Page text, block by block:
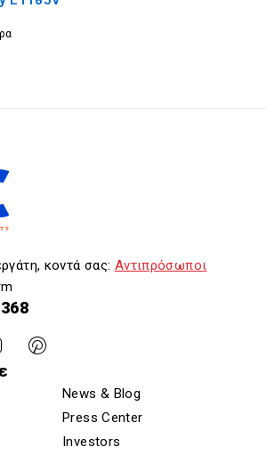
κοντά σας: Αντιπρόσωποι
News & Blog
Press Center
Investors